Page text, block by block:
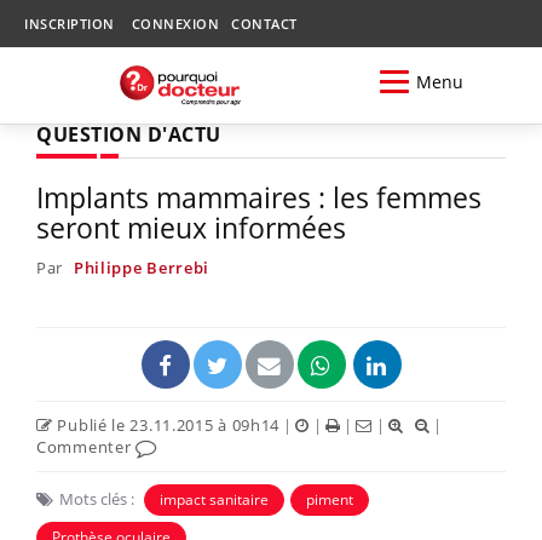
INSCRIPTION CONNEXION CONTACT
Menu
QUESTION D'ACTU
Implants mammaires : les femmes
seront mieux informées
Par Philippe Berrebi
Publié le 23.11.2015 à 09h14 | | | |
|
Commenter
Mots clés : impact sanitaire
piment